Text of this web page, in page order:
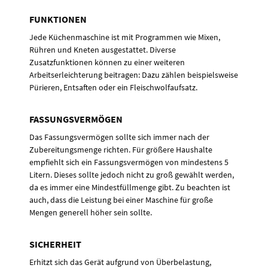
FUNKTIONEN
Jede Küchenmaschine ist mit Programmen wie Mixen,
Rühren und Kneten ausgestattet. Diverse
Zusatzfunktionen können zu einer weiteren
Arbeitserleichterung beitragen: Dazu zählen beispielsweise
Pürieren, Entsaften oder ein Fleischwolfaufsatz.
FASSUNGSVERMÖGEN
Das Fassungsvermögen sollte sich immer nach der
Zubereitungsmenge richten. Für größere Haushalte
empfiehlt sich ein Fassungsvermögen von mindestens 5
Litern. Dieses sollte jedoch nicht zu groß gewählt werden,
da es immer eine Mindestfüllmenge gibt. Zu beachten ist
auch, dass die Leistung bei einer Maschine für große
Mengen generell höher sein sollte.
SICHERHEIT
Erhitzt sich das Gerät aufgrund von Überbelastung,